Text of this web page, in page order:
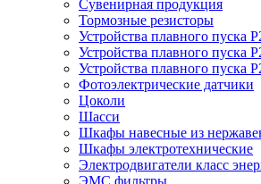
Сувенирная продукция
Тормозные резисторы
Устройства плавного пуска
Устройства плавного пуска
Устройства плавного пуска
Фотоэлектрические датчики
Цоколи
Шасси
Шкафы навесные из
Шкафы электротехнические
Электродвигатели класс
ЭМС фильтры